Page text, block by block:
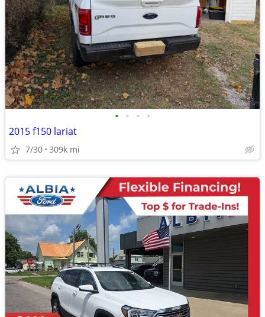
• • • •
2015 f150 lariat
7/30 309k mi